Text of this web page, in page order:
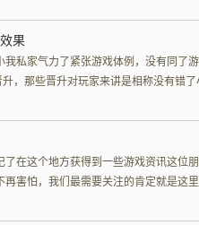
果
私家气力了紧张游戏体例，没有同了
，那些晋升对玩家来讲是相称没有错
在这个地方获得到一些游戏资讯这位
害怕，我们最需要关注的肯定就是这